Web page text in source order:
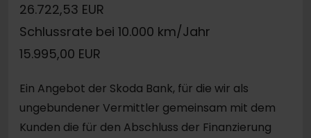
26.722,53 EUR
Schlussrate bei 10.000 km/Jahr
15.995,00 EUR
Ein Angebot der Skoda Bank, für die wir als
ungebundener Vermittler gemeinsam mit dem
Kunden die für den Abschluss der Finanzierung